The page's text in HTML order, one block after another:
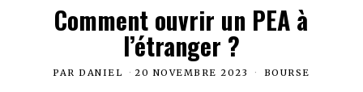
Comment ouvrir un PEA à
l’étranger ?
PARDANIEL 20 NOVEMBRE 2023 BOURSE